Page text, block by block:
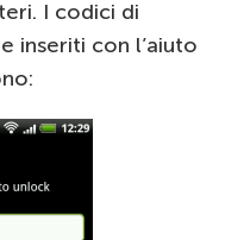
I codici di
inseriti con l’aiuto